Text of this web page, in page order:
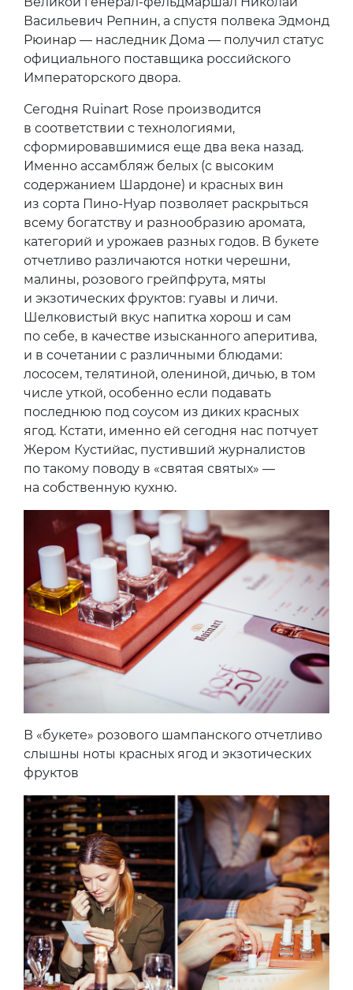
Васильевич Репнин, а спустя полвека Эдмонд
Рюинар — наследник Дома — получил статус
официального поставщика российского
Императорского двора.
Сегодня Ruinart Rose производится
в соответствии с технологиями,
сформировавшимися еще два века назад.
Именно ассамбляж белых (с высоким
содержанием Шардоне) и красных вин
из сорта Пино-Нуар позволяет раскрыться
всему богатству и разнообразию аромата,
категорий и урожаев разных годов. В букете
отчетливо различаются нотки черешни,
малины, розового грейпфрута, мяты
и экзотических фруктов: гуавы и личи.
Шелковистый вкус напитка хорош и сам
по себе, в качестве изысканного аперитива,
и в сочетании с различными блюдами:
лососем, телятиной, олениной, дичью, в том
числе уткой, особенно если подавать
последнюю под соусом из диких красных
ягод. Кстати, именно ей сегодня нас потчует
Жером Кустийас, пустивший журналистов
по такому поводу в «святая святых» —
на собственную кухню.
В «букете» розового шампанского отчетливо
слышны ноты красных ягод и экзотических
фруктов